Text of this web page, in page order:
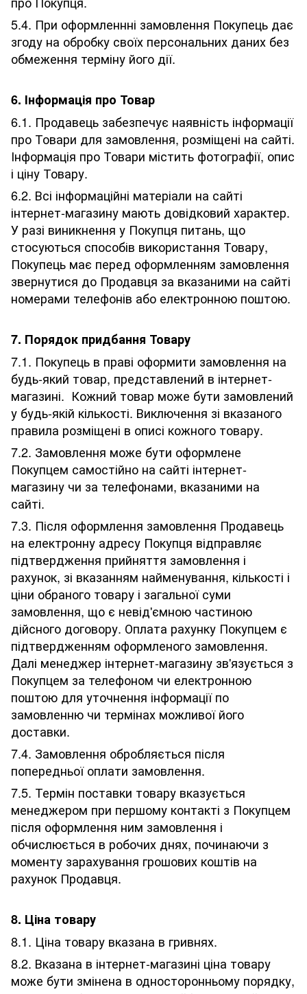
5.4. При оформленнні замовлення Покупець дає
згоду на обробку своїх персональних даних без
обмеження терміну його дії.
6. Інформація про Товар
6.1. Продавець забезпечує наявність інформації
про Товари для замовлення, розміщені на сайті.
Інформація про Товари містить фотографії, опис
і ціну Товару.
6.2. Всі інформаційні матеріали на сайті
інтернет-магазину мають довідковий характер.
У разі виникнення у Покупця питань, що
стосуються способів використання Товару,
Покупець має перед оформленням замовлення
звернутися до Продавця за вказаними на сайті
номерами телефонів або електронною поштою.
7. Порядок придбання Товару
7.1. Покупець в праві оформити замовлення на
будь-який товар, представлений в інтернет-
магазині. Кожний товар може бути замовлений
у будь-якій кількості. Виключення зі вказаного
правила розміщені в описі кожного товару.
7.2. Замовлення може бути оформлене
Покупцем самостійно на сайті інтернет-
магазину чи за телефонами, вказаними на
сайті.
7.3. Після оформлення замовлення Продавець
на електронну адресу Покупця відправляє
підтвердження прийняття замовлення і
рахунок, зі вказанням найменування, кількості і
ціни обраного товару і загальної суми
замовлення, що є невід'ємною частиною
дійсного договору. Оплата рахунку Покупцем є
підтвердженням оформленого замовлення.
Далі менеджер інтернет-магазину зв'язується з
Покупцем за телефоном чи електронною
поштою для уточнення інформації по
замовленню чи термінах можливої його
доставки.
7.4. Замовлення обробляється після
попередньої оплати замовлення.
7.5. Термін поставки товару вказується
менеджером при першому контакті з Покупцем
після оформлення ним замовлення і
обчислюється в робочих днях, починаючи з
моменту зарахування грошових коштів на
рахунок Продавця.
8. Ціна товару
8.1. Ціна товару вказана в гривнях.
8.2. Вказана в інтернет-магазині ціна товару
може бути змінена в односторонньому порядку,